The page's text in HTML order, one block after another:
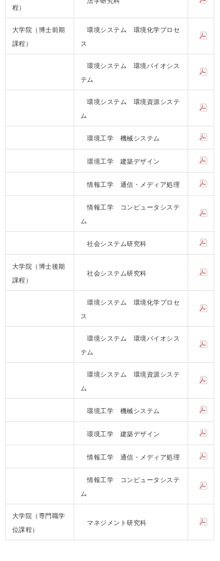
程）
大学院（博士前期
課程）
環境システム 環境化学プロセ
ス
環境システム 環境バイオシス
テム
環境システム 環境資源システ
ム
環境工学 機械システム
環境工学 建築デザイン
情報工学 通信・メディア処理
情報工学 コンピュータシステ
ム
社会システム研究科
大学院（博士後期
課程）
社会システム研究科
環境システム 環境化学プロセ
ス
環境システム 環境バイオシス
テム
環境システム 環境資源システ
ム
環境工学 機械システム
環境工学 建築デザイン
情報工学 通信・メディア処理
情報工学 コンピュータシステ
ム
大学院（専門職学
位課程）
マネジメント研究科